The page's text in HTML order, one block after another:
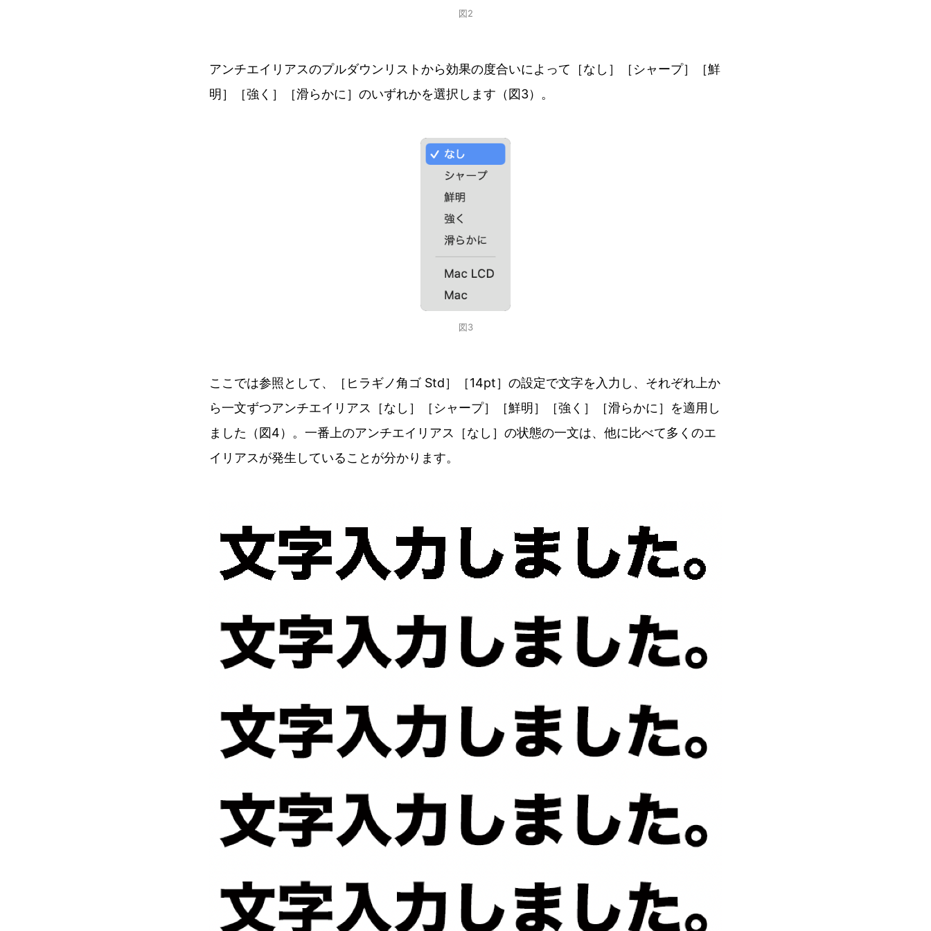
図2
アンチエイリアスのプルダウンリストから効果の度合いによって［なし］［シャープ］［鮮
明］［強く］［滑らかに］のいずれかを選択します（図3）。
図3
ここでは参照として、［ヒラギノ角ゴ Std］［14pt］の設定で文字を入力し、それぞれ上か
ら一文ずつアンチエイリアス［なし］［シャープ］［鮮明］［強く］［滑らかに］を適用し
ました（図4）。一番上のアンチエイリアス［なし］の状態の一文は、他に比べて多くのエ
イリアスが発生していることが分かります。